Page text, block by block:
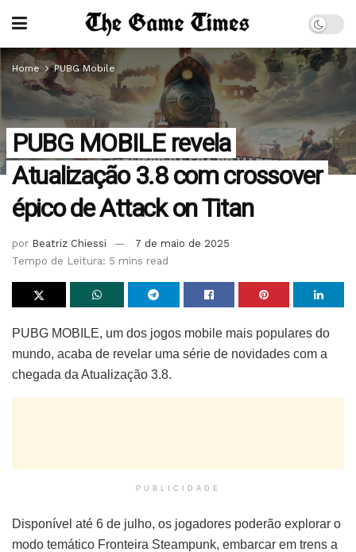
Home PUBG Mobile
PUBG MOBILE revela
Atualização 3.8 com crossover
épico de Attack on Titan
por Beatriz Chiessi
7 de maio de 2025
Tempo de Leitura: 5 mins read
PUBG MOBILE, um dos jogos mobile mais populares do
mundo, acaba de revelar uma série de novidades com a
chegada da Atualização 3.8.
PUBLICIDADE
Disponível até 6 de julho, os jogadores poderão explorar o
modo temático Fronteira Steampunk, embarcar em trens a